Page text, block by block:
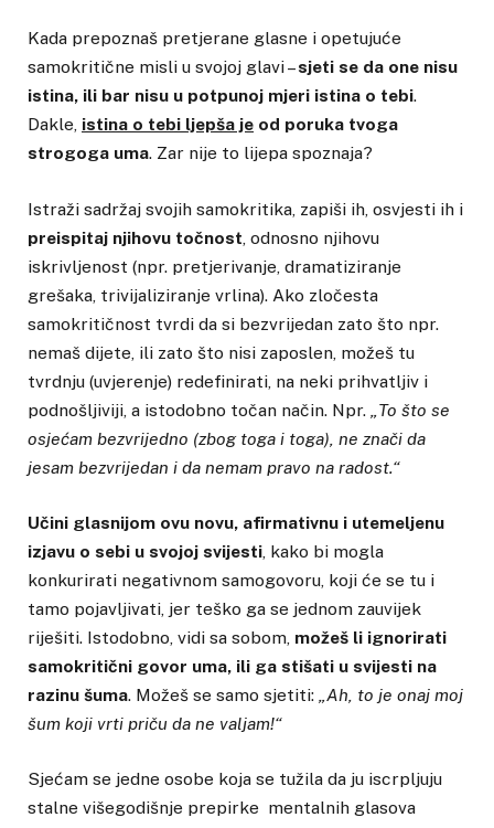
Kada prepoznaš pretjerane glasne i opetujuće
samokritične misli u svojoj glavi –sjeti se da one nisu
istina, ili bar nisu u potpunoj mjeri istina o tebi.
Dakle, istina o tebi ljepša je od poruka tvoga
strogoga uma. Zar nije to lijepa spoznaja?
Istraži sadržaj svojih samokritika, zapiši ih, osvjesti ih i
preispitaj njihovu točnost , odnosno njihovu
iskrivljenost (npr. pretjerivanje, dramatiziranje
grešaka, trivijaliziranje vrlina). Ako zločesta
samokritičnost tvrdi da si bezvrijedan zato što npr.
nemaš dijete, ili zato što nisi zaposlen, možeš tu
tvrdnju (uvjerenje) redefinirati, na neki prihvatljiv i
podnošljiviji, a istodobno točan način. Npr.
„To što se
osjećam bezvrijedno (zbog toga i toga), ne znači da
jesam bezvrijedan i da nemam pravo na radost.“
Učini glasnijom ovu novu, afirmativnu i utemeljenu
izjavu o sebi u svojoj svijesti , kako bi mogla
konkurirati negativnom samogovoru, koji će se tu i
tamo pojavljivati, jer teško ga se jednom zauvijek
riješiti. Istodobno, vidi sa sobom, možeš li ignorirati
samokritični govor uma, ili ga stišati u svijesti na
razinu šuma. Možeš se samo sjetiti: „Ah, to je onaj moj
šum koji vrti priču da ne valjam!“
Sjećam se jedne osobe koja se tužila da ju iscrpljuju
stalne višegodišnje prepirke mentalnih glasova